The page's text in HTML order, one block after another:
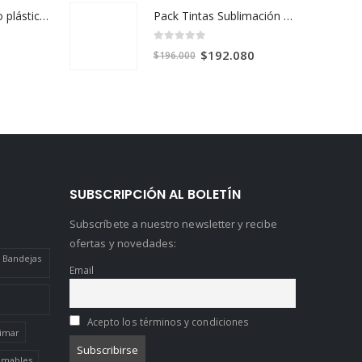
Taza de polímero plástico sublimable apilable Pack Tintas Sublimación Original Epson SureColor F170 y F570 X 4 Colores
$196.000 El
$196.000.
$192.080
$192.080.
SUBSCRIPCIÓN AL BOLETÍN
Subscríbete a nuestro newsletter y recibe
ofertas y novedades:
Email
Acepto los términos y condiciones